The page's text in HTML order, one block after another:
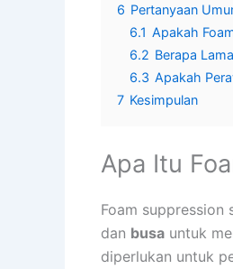
6 Pertanyaan
6.1 Apakah
6.2 Berapa
6.3 Apakah
7 Kesimpulan
Apa Itu
Foam suppression
dan busa untuk
diperlukan untuk